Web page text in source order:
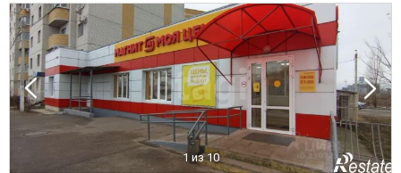
1 из 10